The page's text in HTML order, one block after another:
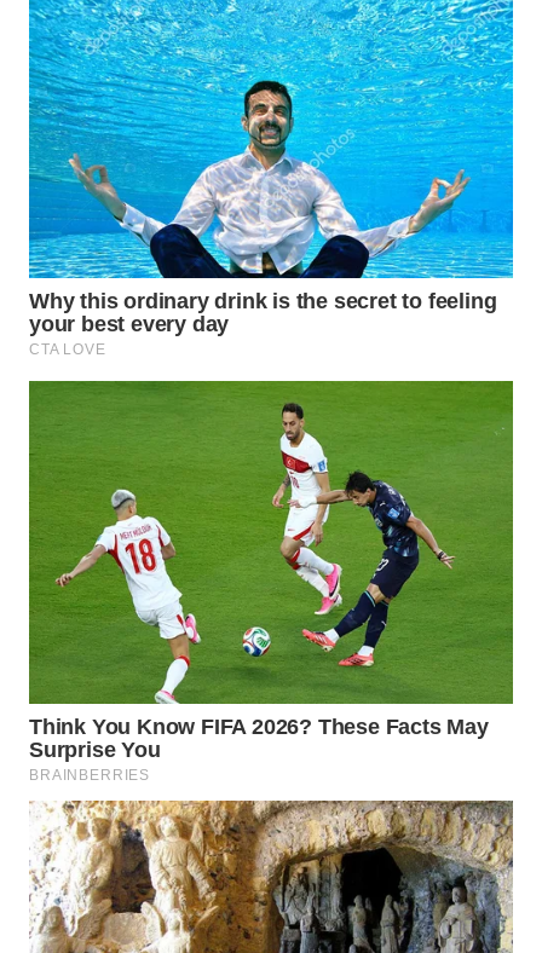
WN
INDRAMAYU
WN
KUNINGAN
WN
MAJALENGKA
WN
SUBANG
SUKABUMI
WN
PURWAKARTA
WN
PRIANGAN
TIMUR
SEMARANG
WN
SOLO
WN
BOROBUDUR